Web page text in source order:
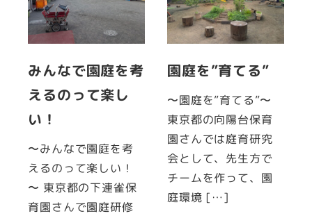
みんなで園庭を考
えるのって楽し
い！
〜みんなで園庭を考
えるのって楽しい！
〜 東京都の下連雀保
育園さんで園庭研修
園庭を”育てる”
〜園庭を”育てる”〜
東京都の向陽台保育
園さんでは庭育研究
会として、先生方で
チームを作って、園
庭環境 […]